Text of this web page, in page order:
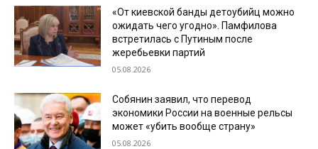
«От киевской банды детоубийц можно
ожидать чего угодно». Памфилова
встретилась с Путиным после
жеребьевки партий
05.08.2026
Собянин заявил, что перевод
экономики России на военные рельсы
может «убить вообще страну»
05.08.2026